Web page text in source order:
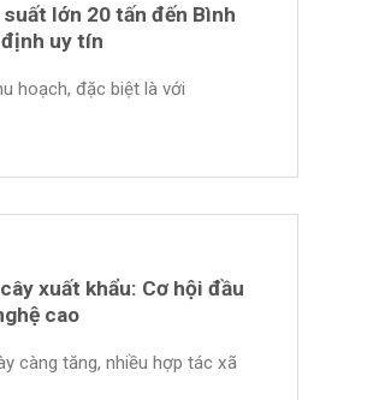
lớn 20 tấn đến Bình
uy tín
hoạch, đặc biệt là với
xuất khẩu: Cơ hội đầu
cao
càng tăng, nhiều hợp tác xã